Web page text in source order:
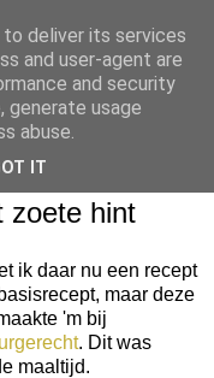
als thuis
zoete hint
ik daar nu een recept
maar deze
'm bij
. Dit was
maaltijd.
deliver its services
and user-agent are
and security
generate usage
abuse.
IT